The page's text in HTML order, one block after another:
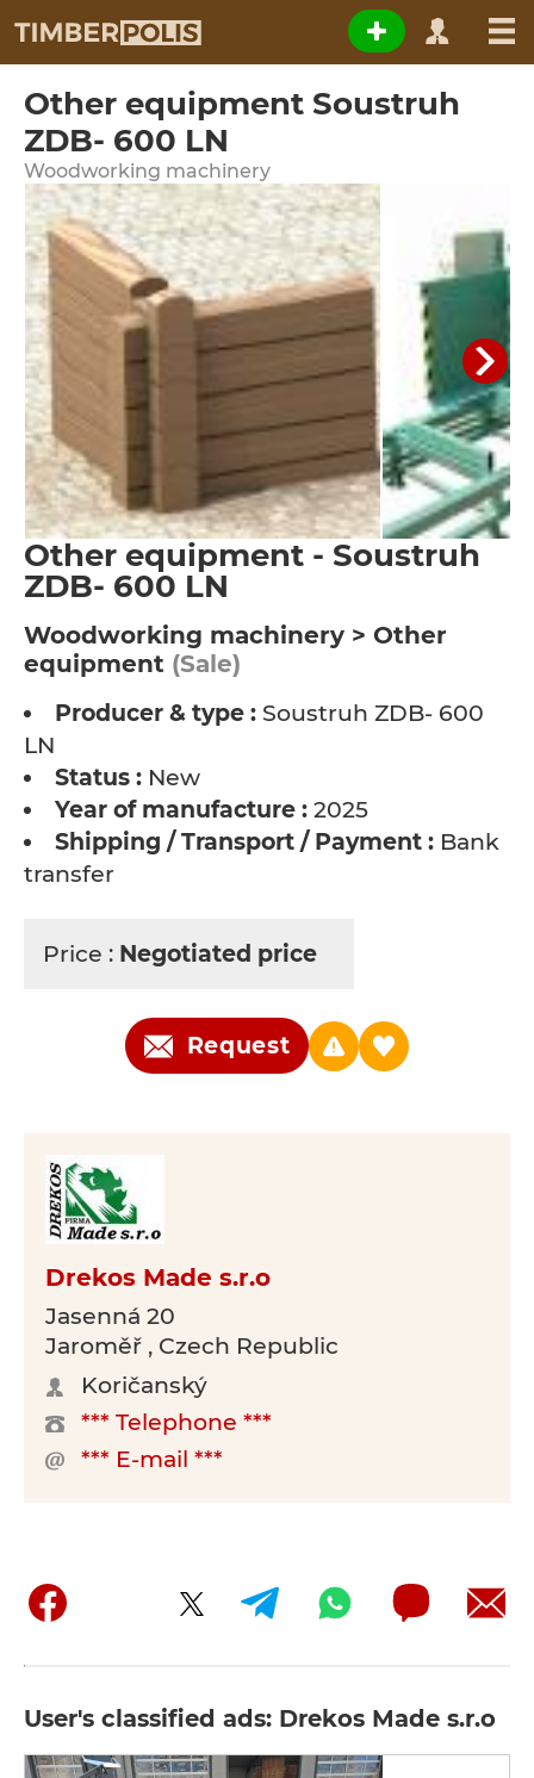
Other equipment Soustruh
ZDB- 600 LN
Woodworking machinery
Other equipment - Soustruh
ZDB- 600 LN
Woodworking machinery > Other
equipment (Sale)
Producer & type : Soustruh ZDB- 600
LN
Status : New
Year of manufacture : 2025
Shipping / Transport / Payment : Bank
transfer
Price : Negotiated price
Request
Drekos Made s.r.o
Jasenná 20
Jaroměř , Czech Republic
Koričanský
*** Telephone ***
*** E-mail ***
User's classified ads: Drekos Made s.r.o